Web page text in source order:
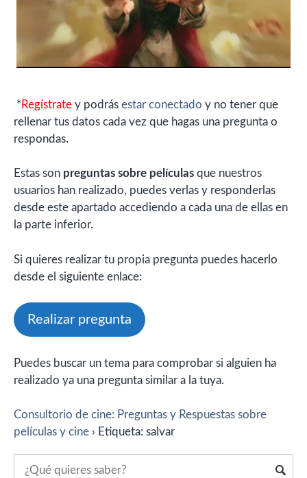
* Regístrate y podrás estar conectado y no tener que
rellenar tus datos cada vez que hagas una pregunta o
respondas.
Estas son preguntas sobre películas que nuestros
usuarios han realizado, puedes verlas y responderlas
desde este apartado accediendo a cada una de ellas en
la parte inferior.
Si quieres realizar tu propia pregunta puedes hacerlo
desde el siguiente enlace:
Realizar pregunta
Puedes buscar un tema para comprobar si alguien ha
realizado ya una pregunta similar a la tuya.
Consultorio de cine: Preguntas y Respuestas sobre
películas y cine › Etiqueta: salvar